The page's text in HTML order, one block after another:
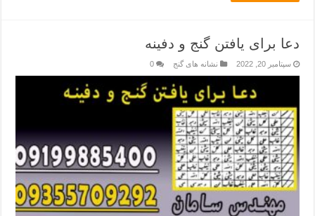
دعا برای یافتن گنج و دفینه
سپتامبر 20, 2022 نشانه های گنج 0